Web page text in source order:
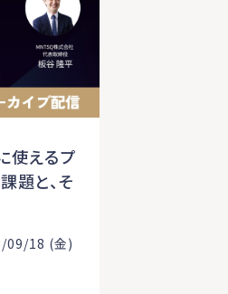
使えるプ
題と、そ
09/18 (金)